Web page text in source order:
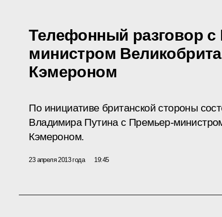
Телефонный разговор
министром
Кэмероном
По инициативе британской стороны
Владимира Путина с Премьер-
Кэмероном.
23 апреля 2013 года 19:45